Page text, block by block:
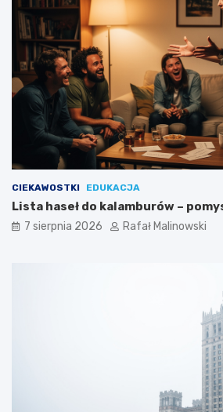
CIEKAWOSTKI EDUKACJA
Lista haseł do kalamburów –
7 sierpnia 2026 Rafał Malinowski